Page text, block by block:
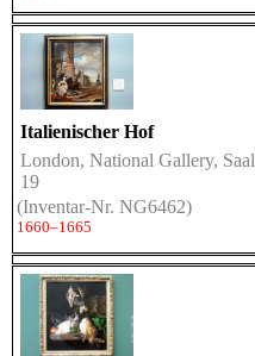
Italienischer Hof
London, National Gallery, Saal
19
(Inventar-Nr. NG6462)
1660–1665